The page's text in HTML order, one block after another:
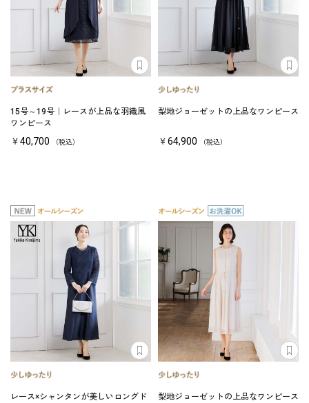
15号～19号｜レースが上品な羽織風
ワンピース
￥40,700 （税込）
梨地ジョーゼットの上品なワンピース
￥64,900 （税込）
レース×シャンタンが美しいロングド
梨地ジョーゼットの上品なワンピース